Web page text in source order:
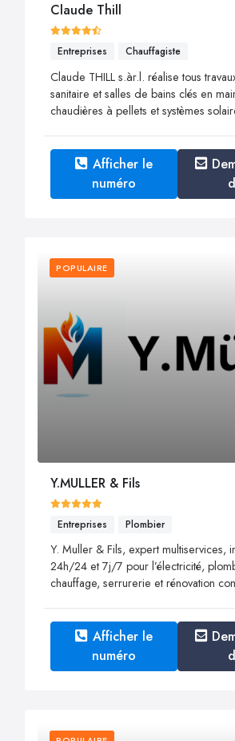
Claude Thill
Entreprises Chauffagiste
Claude THILL s.àr.l. réalise tous
sanitaire et salles de bains clés en
chaudières à pellets et systèmes
Afficher le
numéro
POPULAIRE
Y.MULLER & Fils
Entreprises Plombier
Y. Muller & Fils, expert multiservices,
24h/24 et 7j/7 pour l’électricité,
chauffage, serrurerie et rénovation
Afficher le
numéro